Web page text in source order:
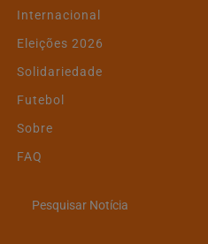
Internacional
Eleições 2026
Solidariedade
Futebol
Sobre
FAQ
Pesquisar Notícia